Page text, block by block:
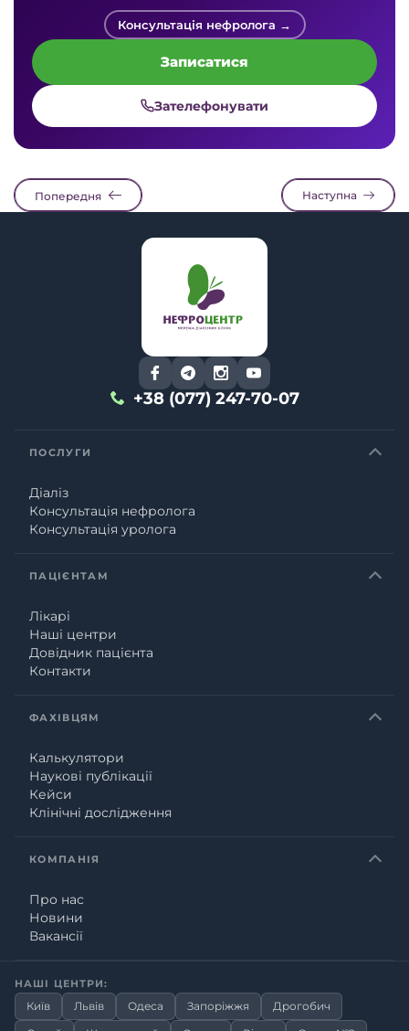
Консультація нефролога →
Записатися
Зателефонувати
Попередня Наступна
+38 (077) 247-70-07
ПОСЛУГИ
Діаліз
Консультація нефролога
Консультація уролога
ПАЦІЄНТАМ
Лікарі
Наші центри
Довідник пацієнта
Контакти
ФАХІВЦЯМ
Калькулятори
Наукові публікації
Кейси
Клінічні дослідження
КОМПАНІЯ
Про нас
Новини
Вакансії
НАШІ ЦЕНТРИ:
Київ Львів Одеса Запоріжжя
Дрогобич